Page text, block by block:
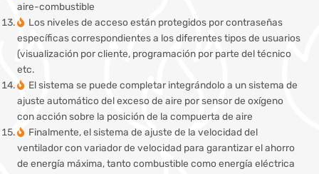
aire-combustible
Los niveles de acceso están protegidos por contraseñas
específicas correspondientes a los diferentes tipos de usuarios
(visualización por cliente, programación por parte del técnico
etc.
El sistema se puede completar integrándolo a un sistema de
ajuste automático del exceso de aire por sensor de oxígeno
con acción sobre la posición de la compuerta de aire
Finalmente, el sistema de ajuste de la velocidad del
ventilador con variador de velocidad para garantizar el ahorro
de energía máxima, tanto combustible como energía eléctrica